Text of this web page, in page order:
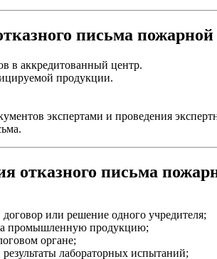
письма пожарной
в аккредитованный центр.
продукции.
экспертами и проведения
отказного письма
или решение одного учредителя;
промышленную продукцию;
органе;
лабораторных испытаний;